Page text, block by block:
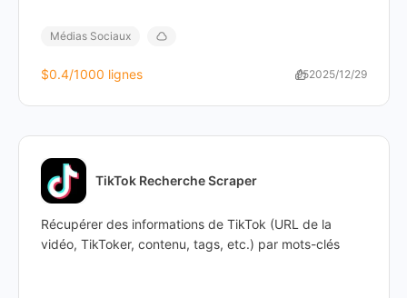
Médias Sociaux
$0.4/1000 lignes 952025/12/29
TikTok Recherche Scraper
Récupérer des informations de TikTok (URL de la
vidéo, TikToker, contenu, tags, etc.) par mots-clés